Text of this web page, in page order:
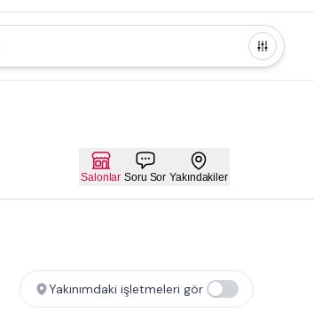
Salonlar Soru Sor Yakındakiler
Yakınımdaki işletmeleri gör